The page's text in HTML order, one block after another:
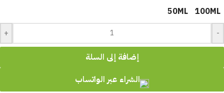
100ML
50ML
-
+
إضافة إلى السلة
الشراء عبر الواتساب